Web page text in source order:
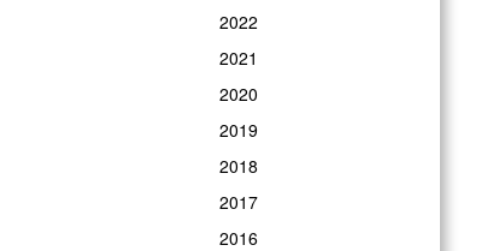
2022
2021
2020
2019
2018
2017
2016